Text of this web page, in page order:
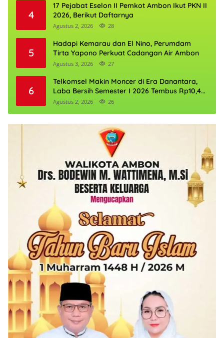
4
17 Pejabat Eselon II Pemkot Ambon Ikut PKN II
2026, Berikut Daftarnya
Agustus 2, 2026 28
5
Hadapi Kemarau dan El Nino, Perumdam
Tirta Yapono Perkuat Cadangan Air Ambon
Agustus 3, 2026 27
6
Telkomsel Makin Moncer di Era Danantara,
Laba Bersih Semester I 2026 Tembus Rp10,4
Triliun
Agustus 2, 2026 26